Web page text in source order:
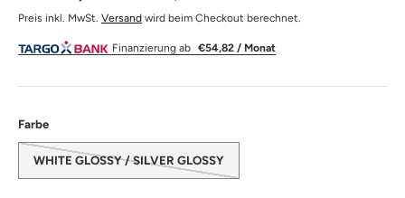
Preis inkl. MwSt. Versand wird beim Checkout berechnet.
Finanzierung ab €54,82 / Monat
Farbe
WHITE GLOSSY / SILVER GLOSSY